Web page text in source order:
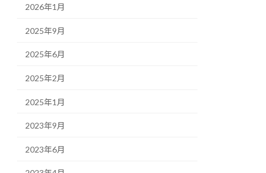
2026年1月
2025年9月
2025年6月
2025年2月
2025年1月
2023年9月
2023年6月